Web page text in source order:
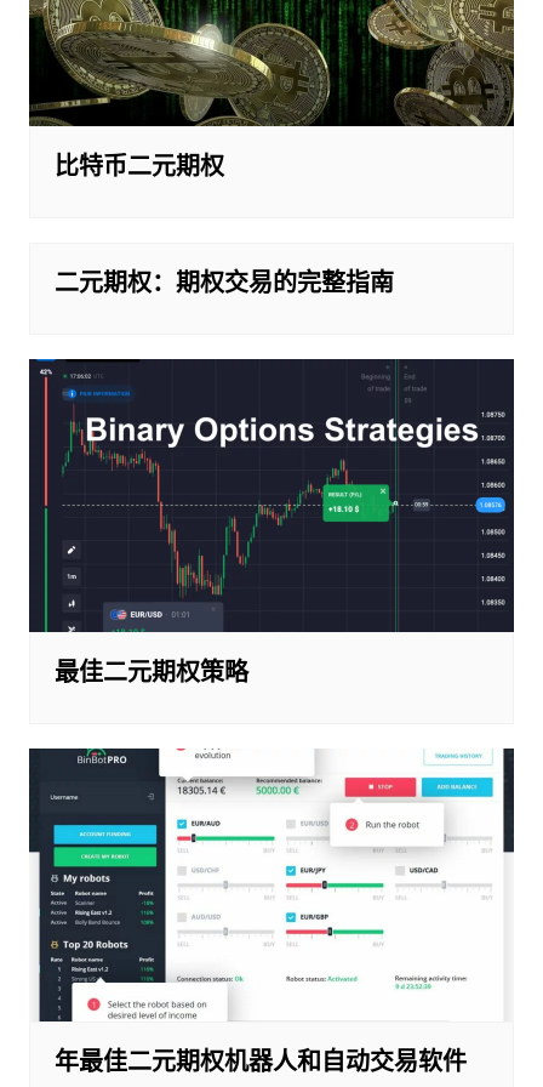
比特币二元期权
二元期权：期权交易的完整指南
最佳二元期权策略
年最佳二元期权机器人和自动交易软件